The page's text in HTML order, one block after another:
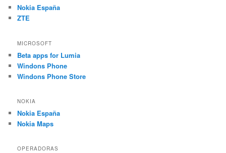
Nokia España
ZTE
MICROSOFT
Beta apps for Lumia
Windons Phone
Windons Phone Store
NOKIA
Nokia España
Nokia Maps
OPERADORAS